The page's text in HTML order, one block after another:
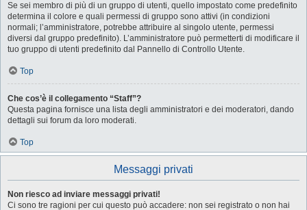
Se sei membro di più di un gruppo di utenti, quello impostato come predefinito
determina il colore e quali permessi di gruppo sono attivi (in condizioni
normali; l’amministratore, potrebbe attribuire al singolo utente, permessi
diversi dal gruppo predefinito). L’amministratore può permetterti di modificare il
tuo gruppo di utenti predefinito dal Pannello di Controllo Utente.
Top
Che cos’è il collegamento “Staff”?
Questa pagina fornisce una lista degli amministratori e dei moderatori, dando
dettagli sui forum da loro moderati.
Top
Messaggi privati
Non riesco ad inviare messaggi privati!
Ci sono tre ragioni per cui questo può accadere: non sei registrato o non hai